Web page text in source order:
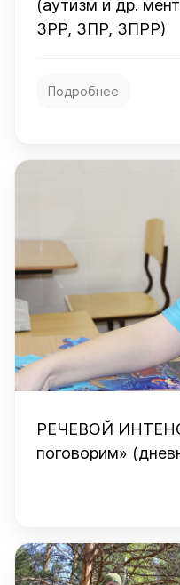
(аутизм и др.
ЗРР, ЗПР, ЗПРР)
Подробнее
РЕЧЕВОЙ
поговорим»